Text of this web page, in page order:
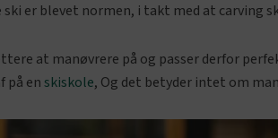
ski er blevet normen, i takt med at carving
at manøvrere på og passer derfor
på enskiskole, Og det betyder intet om